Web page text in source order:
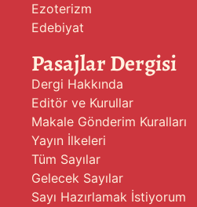
Ezoterizm
Edebiyat
Pasajlar Dergisi
Dergi Hakkında
Editör ve Kurullar
Makale Gönderim Kuralları
Yayın İlkeleri
Tüm Sayılar
Gelecek Sayılar
Sayı Hazırlamak İstiyorum